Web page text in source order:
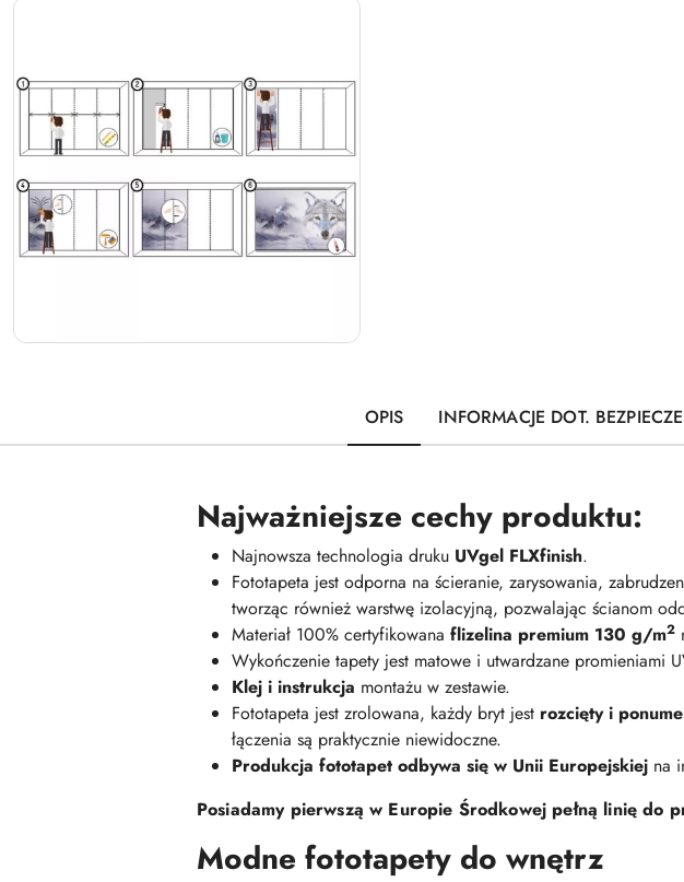
OPIS INFORMACJE DOT.
Najważniejsze cechy produktu:
Najnowsza technologia druku UVgel FLXfinish.
Fototapeta jest odporna na ścieranie, zarysowania,
tworząc również warstwę izolacyjną, pozwalając ścianom
Materiał 100% certyfikowana flizelina premium 130 g/m2
Wykończenie tapety jest matowe i utwardzane promieniami
Klej i instrukcja montażu w zestawie.
Fototapeta jest zrolowana, każdy bryt jest rozcięty i
łączenia są praktycznie niewidoczne.
Produkcja fototapet odbywa się w Unii Europejskiej na
Posiadamy pierwszą w Europie Środkowej pełną linię do
Modne fototapety do wnętrz